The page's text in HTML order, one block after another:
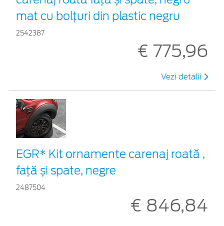
mat cu bolțuri din plastic negru
2542387
€ 775,96
Vezi detalii
EGR* Kit ornamente carenaj roată ,
față și spate, negre
2487504
€ 846,84